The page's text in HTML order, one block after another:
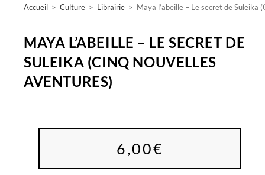
Accueil > Culture > Librairie > Maya l’abeille – Le secret de Suleika
MAYA L’ABEILLE – LE SECRET DE
SULEIKA (CINQ NOUVELLES
AVENTURES)
6,00€